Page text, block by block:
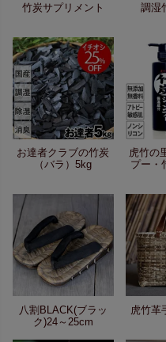
竹炭サプリメント
調湿
お達者クラブの竹炭
（バラ）5kg
虎竹の
プー・
八割BLACK(ブラッ
ク)24～25cm
虎竹革